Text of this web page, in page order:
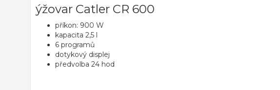
ýžovar Catler CR 600
příkon: 900 W
kapacita 2,5 l
6 programů
dotykový displej
předvolba 24 hod